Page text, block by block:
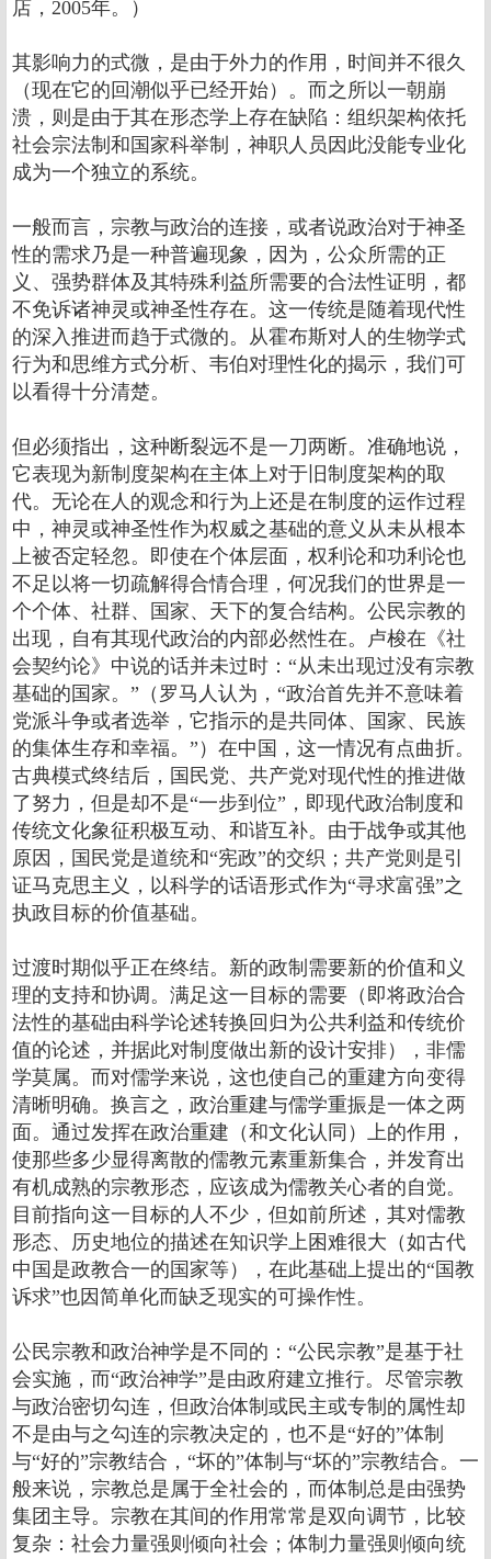
店，2005年。）
其影响力的式微，是由于外力的作用，时间并不很久
（现在它的回潮似乎已经开始）。而之所以一朝崩
溃，则是由于其在形态学上存在缺陷：组织架构依托
社会宗法制和国家科举制，神职人员因此没能专业化
成为一个独立的系统。
一般而言，宗教与政治的连接，或者说政治对于神圣
性的需求乃是一种普遍现象，因为，公众所需的正
义、强势群体及其特殊利益所需要的合法性证明，都
不免诉诸神灵或神圣性存在。这一传统是随着现代性
的深入推进而趋于式微的。从霍布斯对人的生物学式
行为和思维方式分析、韦伯对理性化的揭示，我们可
以看得十分清楚。
但必须指出，这种断裂远不是一刀两断。准确地说，
它表现为新制度架构在主体上对于旧制度架构的取
代。无论在人的观念和行为上还是在制度的运作过程
中，神灵或神圣性作为权威之基础的意义从未从根本
上被否定轻忽。即使在个体层面，权利论和功利论也
不足以将一切疏解得合情合理，何况我们的世界是一
个个体、社群、国家、天下的复合结构。公民宗教的
出现，自有其现代政治的内部必然性在。卢梭在《社
会契约论》中说的话并未过时：“从未出现过没有宗教
基础的国家。”（罗马人认为，“政治首先并不意味着
党派斗争或者选举，它指示的是共同体、国家、民族
的集体生存和幸福。”）在中国，这一情况有点曲折。
古典模式终结后，国民党、共产党对现代性的推进做
了努力，但是却不是“一步到位”，即现代政治制度和
传统文化象征积极互动、和谐互补。由于战争或其他
原因，国民党是道统和“宪政”的交织；共产党则是引
证马克思主义，以科学的话语形式作为“寻求富强”之
执政目标的价值基础。
过渡时期似乎正在终结。新的政制需要新的价值和义
理的支持和协调。满足这一目标的需要（即将政治合
法性的基础由科学论述转换回归为公共利益和传统价
值的论述，并据此对制度做出新的设计安排），非儒
学莫属。而对儒学来说，这也使自己的重建方向变得
清晰明确。换言之，政治重建与儒学重振是一体之两
面。通过发挥在政治重建（和文化认同）上的作用，
使那些多少显得离散的儒教元素重新集合，并发育出
有机成熟的宗教形态，应该成为儒教关心者的自觉。
目前指向这一目标的人不少，但如前所述，其对儒教
形态、历史地位的描述在知识学上困难很大（如古代
中国是政教合一的国家等），在此基础上提出的“国教
诉求”也因简单化而缺乏现实的可操作性。
公民宗教和政治神学是不同的：“公民宗教”是基于社
会实施，而“政治神学”是由政府建立推行。尽管宗教
与政治密切勾连，但政治体制或民主或专制的属性却
不是由与之勾连的宗教决定的，也不是“好的”体制
与“好的”宗教结合，“坏的”体制与“坏的”宗教结合。一
般来说，宗教总是属于全社会的，而体制总是由强势
集团主导。宗教在其间的作用常常是双向调节，比较
复杂：社会力量强则倾向社会；体制力量强则倾向统